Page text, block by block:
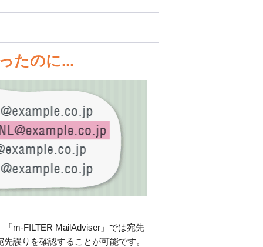
たのに...
m-FILTER MailAdviser」では宛先
誤りを確認することが可能です。